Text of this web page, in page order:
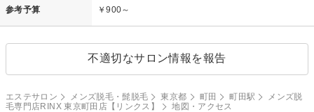
参考予算 ￥900～
不適切なサロン情報を報告
エステサロン メンズ脱毛・髭脱毛 東京都 町田 町田駅
メンズ脱
毛専門店RINX 東京町田店【リンクス】
地図・アクセス